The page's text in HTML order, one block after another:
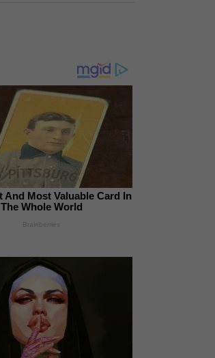
And Most Valuable Card In
The Whole World
Brainberries